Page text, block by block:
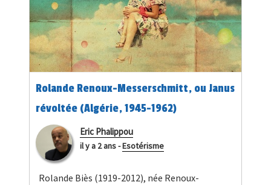
Rolande Renoux-Messerschmitt, ou Janus
révoltée (Algérie, 1945-1962)
Eric Phalippou
il y a 2 ans-Esotérisme
Rolande Biès (1919-2012), née Renoux-